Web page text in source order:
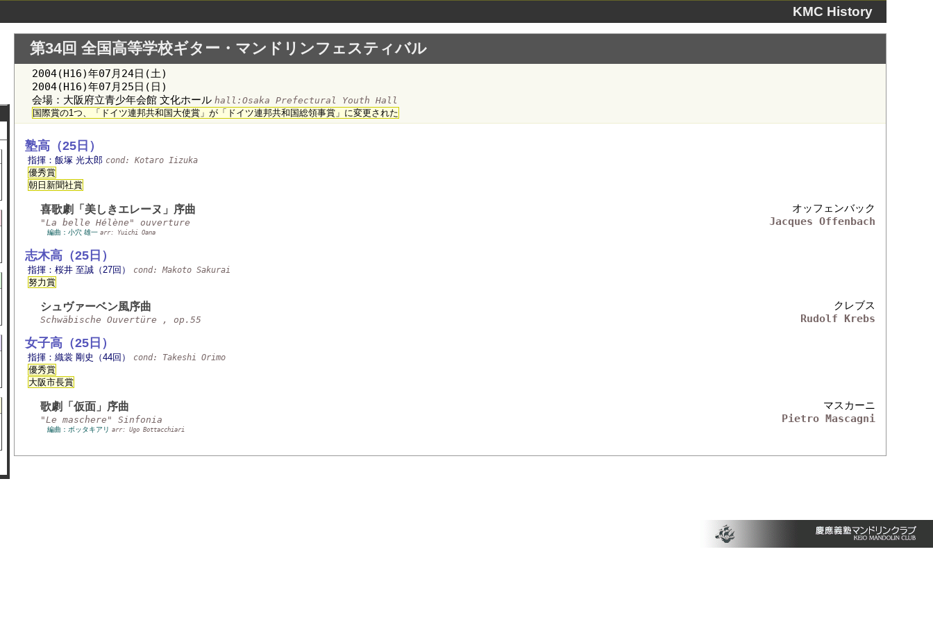
KMC History
第34回 全国高等学校ギター・マンドリンフェスティバル
2004(H16)年07月24日(土)
2004(H16)年07月25日(日)
会場：大阪府立青少年会館 文化ホール hall:Osaka Prefectural Youth Hall
国際賞の1つ、「ドイツ連邦共和国大使賞」が「ドイツ連邦共和国総領事賞」に変更された
塾高（25日）
指揮：飯塚 光太郎 cond: Kotaro Iizuka
優秀賞
朝日新聞社賞
オッフェンバック
Jacques Offenbach
喜歌劇「美しきエレーヌ」序曲
"La belle Hélène" ouverture
編曲：小穴 雄一 arr: Yuichi Oana
志木高（25日）
指揮：桜井 至誠（27回） cond: Makoto Sakurai
努力賞
クレブス
Rudolf Krebs
シュヴァーベン風序曲
Schwäbische Ouvertüre , op.55
女子高（25日）
指揮：織裳 剛史（44回） cond: Takeshi Orimo
優秀賞
大阪市長賞
マスカーニ
Pietro Mascagni
歌劇「仮面」序曲
"Le maschere" Sinfonia
編曲：ボッタキアリ arr: Ugo Bottacchiari